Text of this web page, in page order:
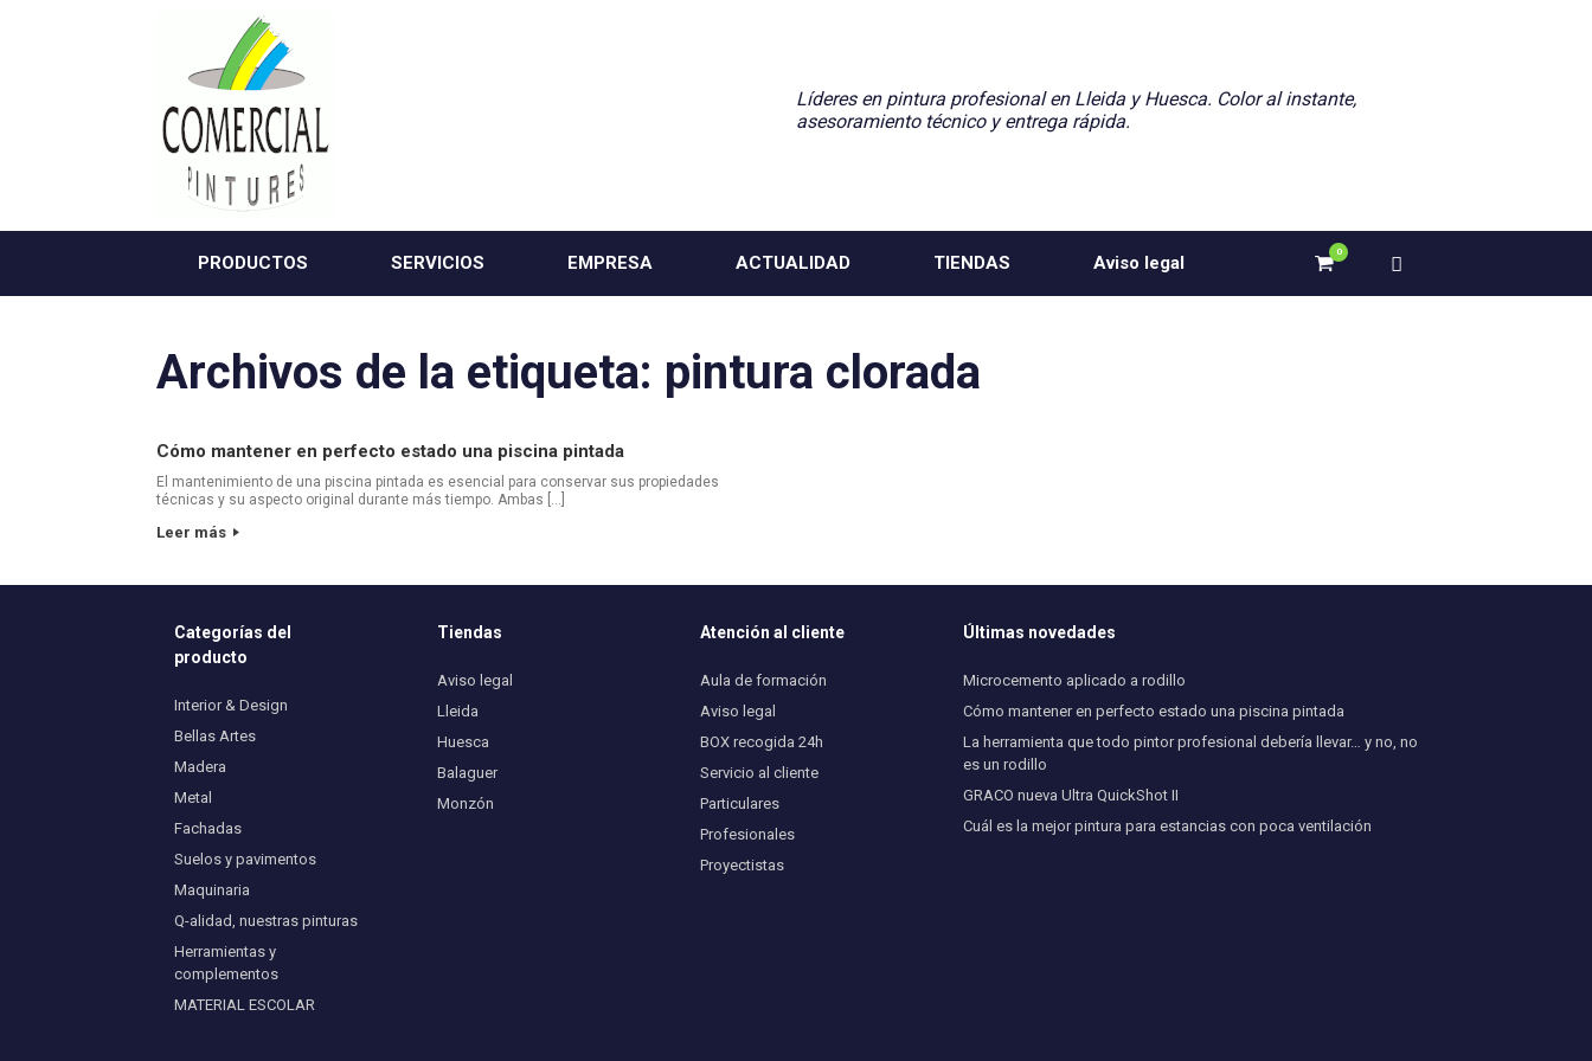
Líderes en pintura profesional en Lleida y Huesca. Color al instante,
asesoramiento técnico y entrega rápida.
PRODUCTOS SERVICIOS EMPRESA ACTUALIDAD TIENDAS Aviso legal
Ver
carrito
0
Archivos de la etiqueta: pintura clorada
Cómo mantener en perfecto estado una piscina pintada
El mantenimiento de una piscina pintada es esencial para conservar sus propiedades
técnicas y su aspecto original durante más tiempo. Ambas […]
Leer más
Categorías del
producto
Interior & Design
Bellas Artes
Madera
Metal
Fachadas
Suelos y pavimentos
Maquinaria
Q-alidad, nuestras pinturas
Herramientas y
complementos
MATERIAL ESCOLAR
Tiendas
Aviso legal
Lleida
Huesca
Balaguer
Monzón
Atención al cliente
Aula de formación
Aviso legal
BOX recogida 24h
Servicio al cliente
Particulares
Profesionales
Proyectistas
Últimas novedades
Microcemento aplicado a rodillo
Cómo mantener en perfecto estado una piscina pintada
La herramienta que todo pintor profesional debería llevar… y no, no
es un rodillo
GRACO nueva Ultra QuickShot II
Cuál es la mejor pintura para estancias con poca ventilación